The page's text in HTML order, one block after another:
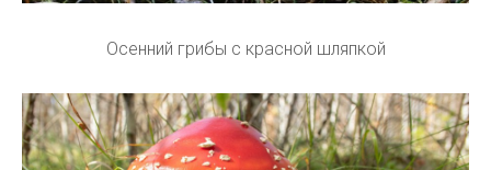
Осенний грибы с красной шляпкой